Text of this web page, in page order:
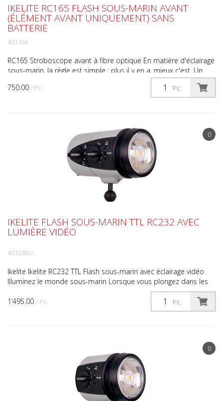
750.00 / Pc. Pc.
IKELITE RC165 FLASH SOUS-MARIN AVANT
(ÉLÉMENT AVANT UNIQUEMENT) SANS
BATTERIE
40116X
RC165 Stroboscope avant à fibre optique En matière d'éclairage
sous-marin, la règle est simple : plus il y en a, mieux c'est. Un
0
1’495.00 / Pc. Pc.
IKELITE FLASH SOUS-MARIN TTL RC232 AVEC
LUMIÈRE VIDÉO
40123EU
Ikelite Ikelite RC232 TTL Flash sous-marin avec éclairage vidéo
Illuminez le monde sous-marin Lorsque vous plongez dans les
profondeurs, votre temps est limité. Soyez p...
0